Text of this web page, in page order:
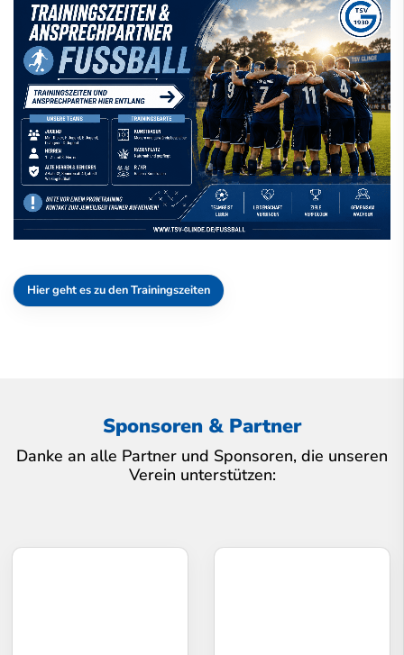
Hier geht es zu den Trainingszeiten
Sponsoren & Partner
Danke an alle Partner und Sponsoren, die unseren
Verein unterstützen: